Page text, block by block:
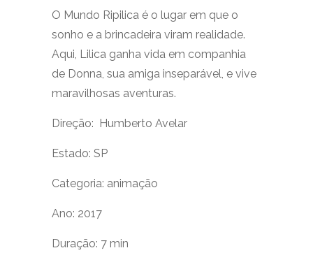
O Mundo Ripilica é o lugar em que o
sonho e a brincadeira viram realidade.
Aqui, Lilica ganha vida em companhia
de Donna, sua amiga inseparável, e vive
maravilhosas aventuras.
Direção: Humberto Avelar
Estado: SP
Categoria: animação
Ano: 2017
Duração: 7 min